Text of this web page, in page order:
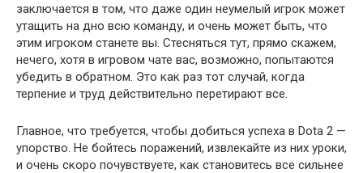
заключается в том, что даже один неумелый игрок может
утащить на дно всю команду, и очень может быть, что
этим игроком станете вы. Стесняться тут, прямо скажем,
нечего, хотя в игровом чате вас, возможно, попытаются
убедить в обратном. Это как раз тот случай, когда
терпение и труд действительно перетирают все.
Главное, что требуется, чтобы добиться успеха в Dota 2 —
упорство. Не бойтесь поражений, извлекайте из них уроки,
и очень скоро почувствуете, как становитесь все сильнее